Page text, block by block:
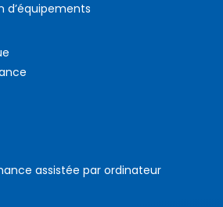
d’équipements
assistée par ordinateur